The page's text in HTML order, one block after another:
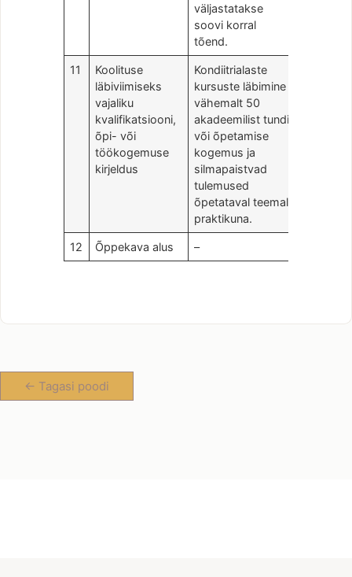
väljastatakse
soovi korral
tõend.
11
Koolituse
läbiviimiseks
vajaliku
kvalifikatsiooni,
õpi- või
töökogemuse
kirjeldus
Kondiitrialaste
kursuste läbimine
vähemalt 50
akadeemilist tundi
või õpetamise
kogemus ja
silmapaistvad
tulemused
õpetataval teemal
praktikuna.
12 Õppekava alus –
<- Tagasi poodi